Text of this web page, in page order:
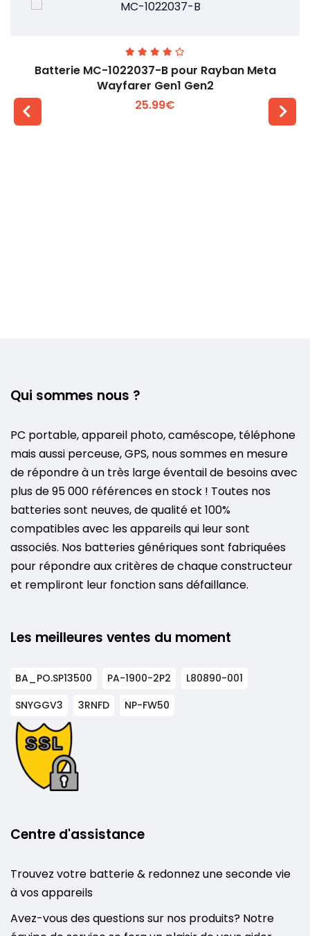
Batterie MC-1022037-B pour Rayban Meta
Wayfarer Gen1 Gen2
25.99€
Qui sommes nous ?
PC portable, appareil photo, caméscope, téléphone
mais aussi perceuse, GPS, nous sommes en mesure
de répondre à un très large éventail de besoins avec
plus de 95 000 références en stock ! Toutes nos
batteries sont neuves, de qualité et 100%
compatibles avec les appareils qui leur sont
associés. Nos batteries génériques sont fabriquées
pour répondre aux critères de chaque constructeur
et rempliront leur fonction sans défaillance.
Les meilleures ventes du moment
BA_PO.SP13500 PA-1900-2P2
L80890-001
SNYGGV3
3RNFD NP-FW50
Centre d'assistance
Trouvez votre batterie & redonnez une seconde vie
à vos appareils
Avez-vous des questions sur nos produits? Notre